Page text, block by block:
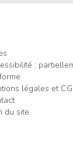
:
légales et
du site